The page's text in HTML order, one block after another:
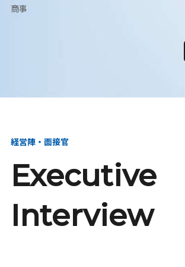
商事
経営陣・面接官
Executive
Interview